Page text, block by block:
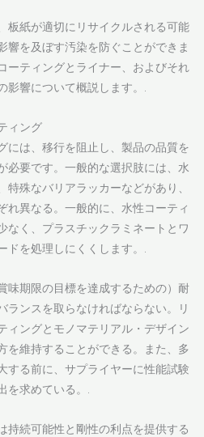
板紙が適切にリサイクルされる可能
響を及ぼす汚染を防ぐことができま
ーティングとライナー、およびそれ
影響について概説します。.
ィング
には、移行を阻止し、製品の品質を
必要です。一般的な選択肢には、水
殊なバリアラッカーなどがあり、
れ異なる。一般的に、水性コーティ
なく、プラスチックラミネートとワ
ドを処理しにくくします。.
味期限の目標を達成するための）耐
ランスを取らなければならない。リ
ィングとモノマテリアル・デザイン
を維持することができる。また、多
する前に、サプライヤーに性能試験
を求めている。.
持続可能性と剛性の利点を提供する